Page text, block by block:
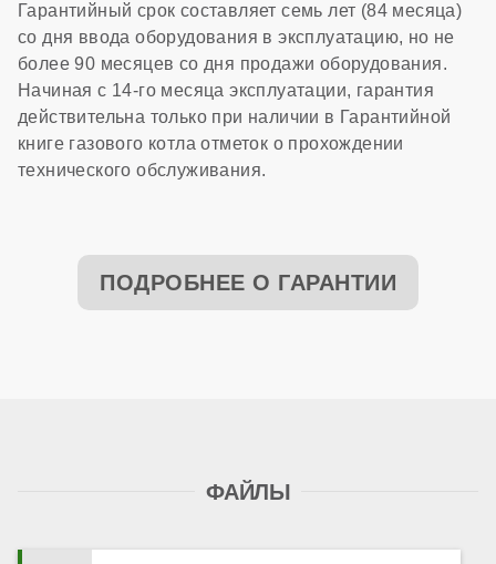
7 лет
Гарантийный срок составляет семь лет (84 месяца)
со дня ввода оборудования в эксплуатацию, но не
более 90 месяцев со дня продажи оборудования.
Начиная с 14-го месяца эксплуатации, гарантия
действительна только при наличии в Гарантийной
книге газового котла отметок о прохождении
технического обслуживания.
ПОДРОБНЕЕ О ГАРАНТИИ
ФАЙЛЫ